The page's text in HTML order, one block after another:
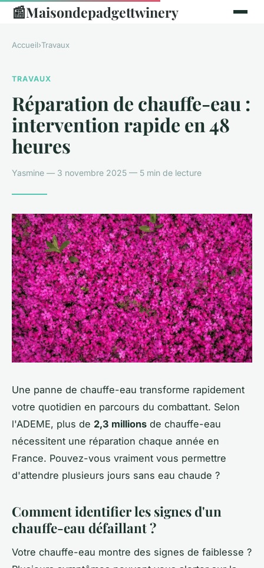
📰Maisondepadgettwinery
Accueil›Travaux
TRAVAUX
Réparation de chauffe-eau :
intervention rapide en 48
heures
Yasmine — 3 novembre 2025 — 5 min de lecture
Une panne de chauffe-eau transforme rapidement
votre quotidien en parcours du combattant. Selon
l'ADEME, plus de 2,3 millions de chauffe-eau
nécessitent une réparation chaque année en
France. Pouvez-vous vraiment vous permettre
d'attendre plusieurs jours sans eau chaude ?
Comment identifier les signes d'un
chauffe-eau défaillant ?
Votre chauffe-eau montre des signes de faiblesse ?